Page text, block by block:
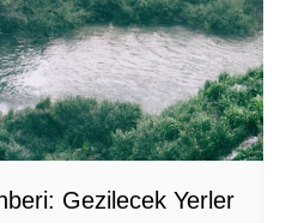
Gezilecek Yerler